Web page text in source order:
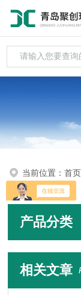
当前位置：首页
产品分类
相关文章